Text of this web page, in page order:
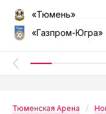
«Тюмень»
«Газпром-Югра»
Тюменская Арена